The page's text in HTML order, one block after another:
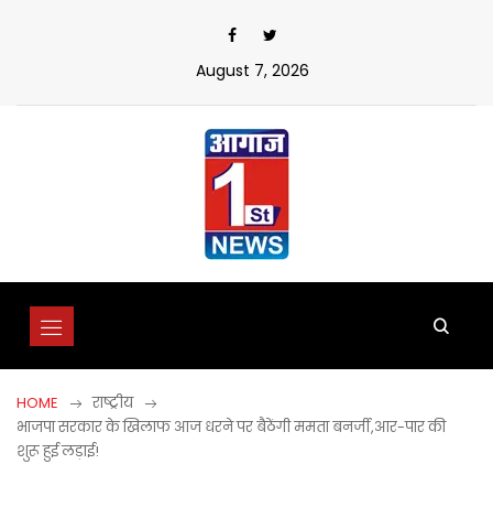
August 7, 2026
HOME
राष्ट्रीय
भाजपा सरकार के खिलाफ आज धरने पर बैठेंगी ममता बनर्जी,आर-पार की
शुरू हुई लड़ाई!